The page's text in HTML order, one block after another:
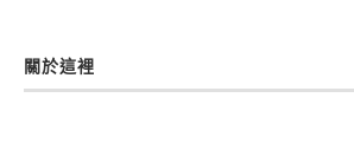
關於這裡